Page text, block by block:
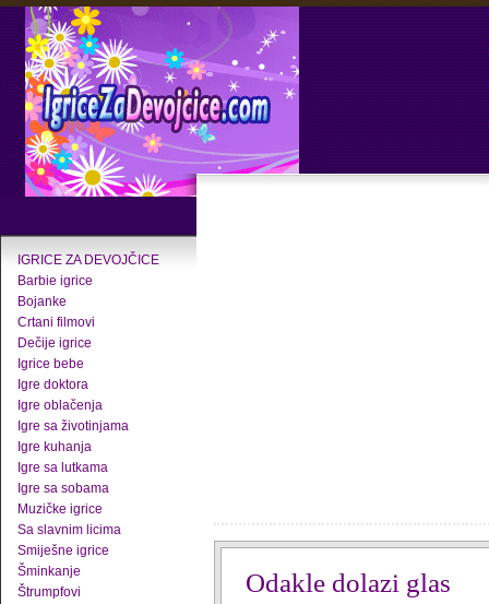
IGRICE ZA DEVOJČICE
Barbie igrice
Bojanke
Crtani filmovi
Dečije igrice
Igrice bebe
Igre doktora
Igre oblačenja
Igre sa životinjama
Igre kuhanja
Igre sa lutkama
Igre sa sobama
Muzičke igrice
Sa slavnim licima
Smiješne igrice
Šminkanje
Štrumpfovi
Odakle dolazi glas